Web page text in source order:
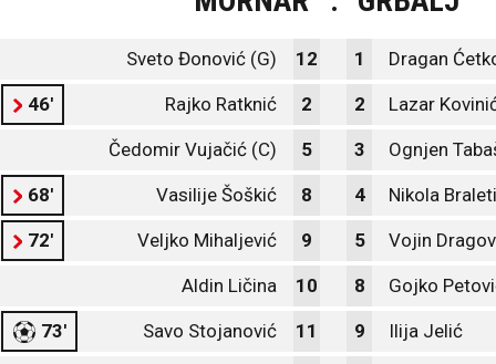
Sveto Đonović (G) 12 1 Dragan
46' Rajko Ratknić 2 2 Lazar
Čedomir Vujačić (C) 5 3 Ognjen
68' Vasilije Šoškić 8 4 Nikola
72' Veljko Mihaljević 9 5 Vojin
Aldin Ličina 10 8 Gojko
73' Savo Stojanović 11 9 Ilija Jelić